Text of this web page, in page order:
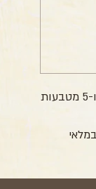
מתנה לחנוכה – קערת מרק 350 מל' עם מכסה, כפית 5 פרלינים ו-5 מטבעות